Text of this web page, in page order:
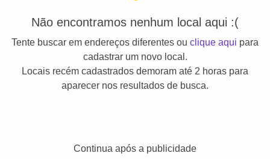
Não encontramos nenhum local aqui :(
Tente buscar em endereços diferentes ou clique aqui para
cadastrar um novo local.
Locais recém cadastrados demoram até 2 horas para
aparecer nos resultados de busca.
Continua após a publicidade